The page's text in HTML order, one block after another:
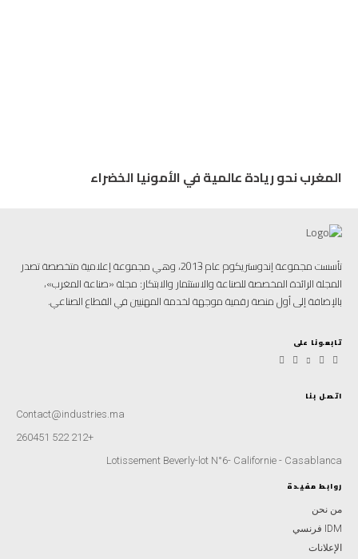
المغرب نحو ريادة عالمية في الأمونيا الخضراء
روابط مفيدة
من نحن
IDM فرنسي
الإعلانات
اتصل بنا
Contact@industries.ma
+212 522 260451
Lotissement Beverly-lot N°6- Californie - Casablanca
تأسست مجموعة إندوستريكوم عام 2013، وهي مجموعة إعلامية متخصصة تصدر
المجلة الرائدة المخصصة للصناعة والاستثمار والابتكار: مجلة «صناعة المغرب»،
بالإضافة إلى أول منصة رقمية موجهة لخدمة المهنيين في القطاع الصناعي.
تابعونا على